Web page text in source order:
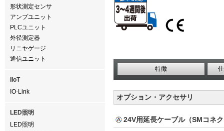
形状測定センサ
アンプユニット
PLCユニット
外径測定器
リニヤゲージ
通信ユニット
IIoT
IO-Link
LED照明
LED照明
特徴
オプション・アクセサリ
24V用延長ケーブル（SMコネ